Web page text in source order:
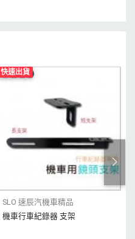
快速出貨
SLO 速辰汽機車精品
機車行車紀錄器 支架